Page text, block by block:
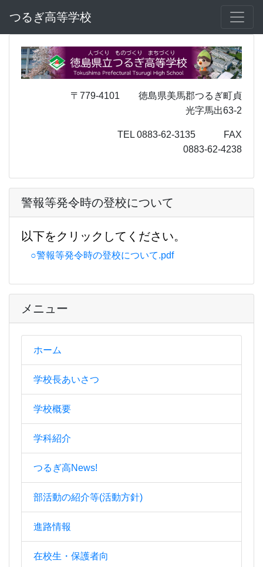
つるぎ高等学校
〒779-4101 徳島県美馬郡つるぎ町貞
光字馬出63-2
TEL 0883-62-3135 FAX
0883-62-4238
メニュー
ホーム
学校長あいさつ
学校概要
学科紹介
つるぎ高News!
部活動の紹介等(活動方針)
進路情報
在校生・保護者向
警報等発令時の登校について
以下をクリックしてください。
○警報等発令時の登校について.pdf